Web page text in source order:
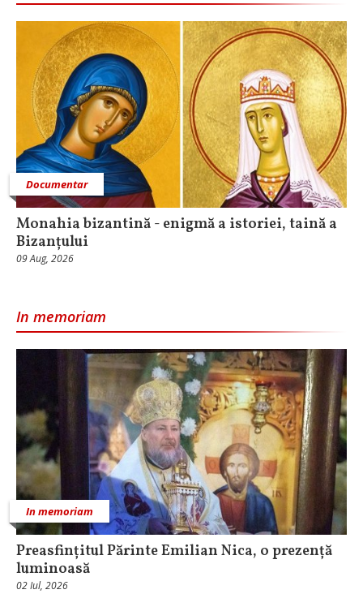
Documentar
Monahia bizantină - enigmă a istoriei, taină a
Bizanțului
09 Aug, 2026
In memoriam
In memoriam
Preasfințitul Părinte Emilian Nica, o prezență
luminoasă
02 Iul, 2026